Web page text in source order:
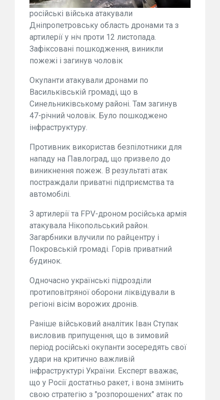
російські війська атакували
Дніпропетровську область дронами та з
артилерії у ніч проти 12 листопада.
Зафіксовані пошкодження, виникли
пожежі і загинув чоловік
Окупанти атакували дронами по
Васильківській громаді, що в
Синельниківському районі. Там загинув
47-річний чоловік. Було пошкоджено
інфраструктуру.
Противник використав безпілотники для
нападу на Павлоград, що призвело до
виникнення пожеж. В результаті атак
постраждали приватні підприємства та
автомобілі.
З артилерії та FPV-дроном російська армія
атакувала Нікопольський район.
Загарбники влучили по райцентру і
Покровській громаді. Горів приватний
будинок.
Одночасно українські підрозділи
протиповітряної оборони ліквідували в
регіоні вісім ворожих дронів.
Раніше військовий аналітик Іван Ступак
висловив припущення, що в зимовий
період російські окупанти зосередять свої
удари на критично важливій
інфраструктурі України. Експерт вважає,
що у Росії достатньо ракет, і вона змінить
свою стратегію з "розпорошених" атак по